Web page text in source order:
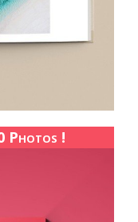
Photos !